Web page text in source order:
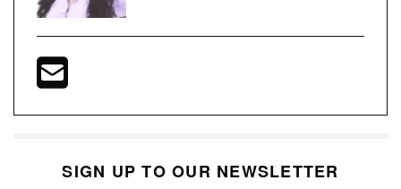
SIGN UP TO OUR NEWSLETTER